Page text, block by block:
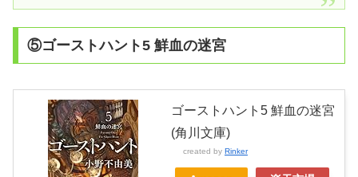
⑤ゴーストハント5 鮮血の迷宮
ゴーストハント5 鮮血の迷宮
(角川文庫)
created by Rinker